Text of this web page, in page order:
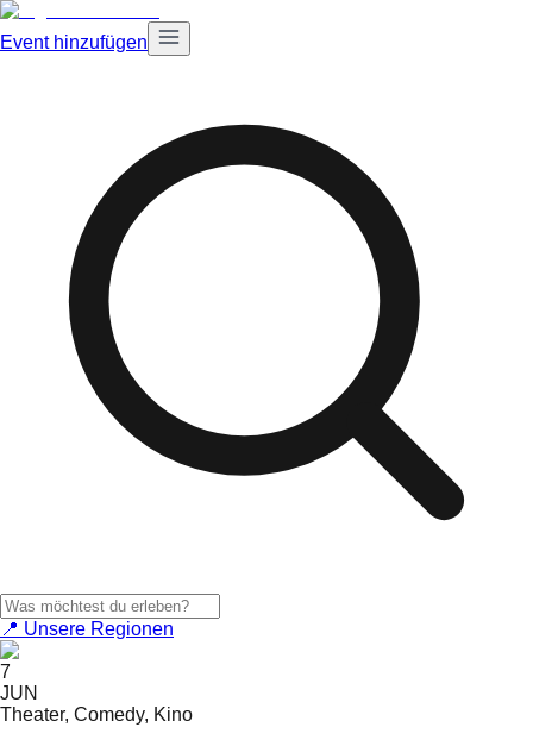
Event hinzufügen
📍 Unsere Regionen
7
JUN
Theater, Comedy, Kino